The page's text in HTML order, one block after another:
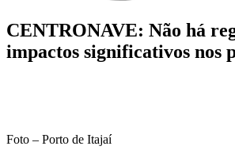
CENTRONAVE: Não há
impactos significativos nos
Foto – Porto de Itajaí